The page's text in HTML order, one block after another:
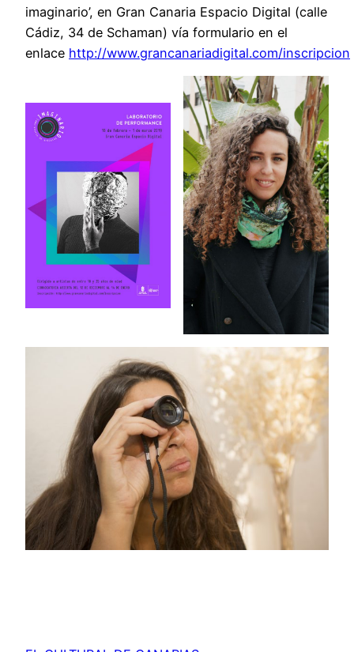
imaginario’, en Gran Canaria Espacio Digital (calle
Cádiz, 34 de Schaman) vía formulario en el
enlace http://www.grancanariadigital.com/inscripcion